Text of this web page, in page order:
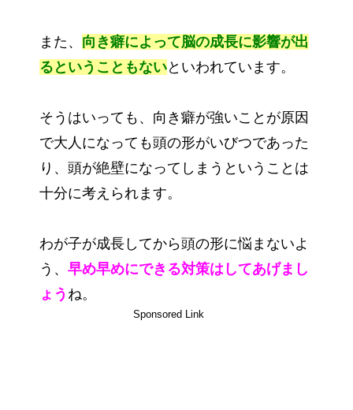
また、 向き癖によって脳の成長に影響が出
るということもないといわれています。
そうはいっても、向き癖が強いことが原因
で大人になっても頭の形がいびつであった
り、頭が絶壁になってしまうということは
十分に考えられます。
わが子が成長してから頭の形に悩まないよ
う、 早め早めにできる対策はしてあげまし
ょう ね。
Sponsored Link